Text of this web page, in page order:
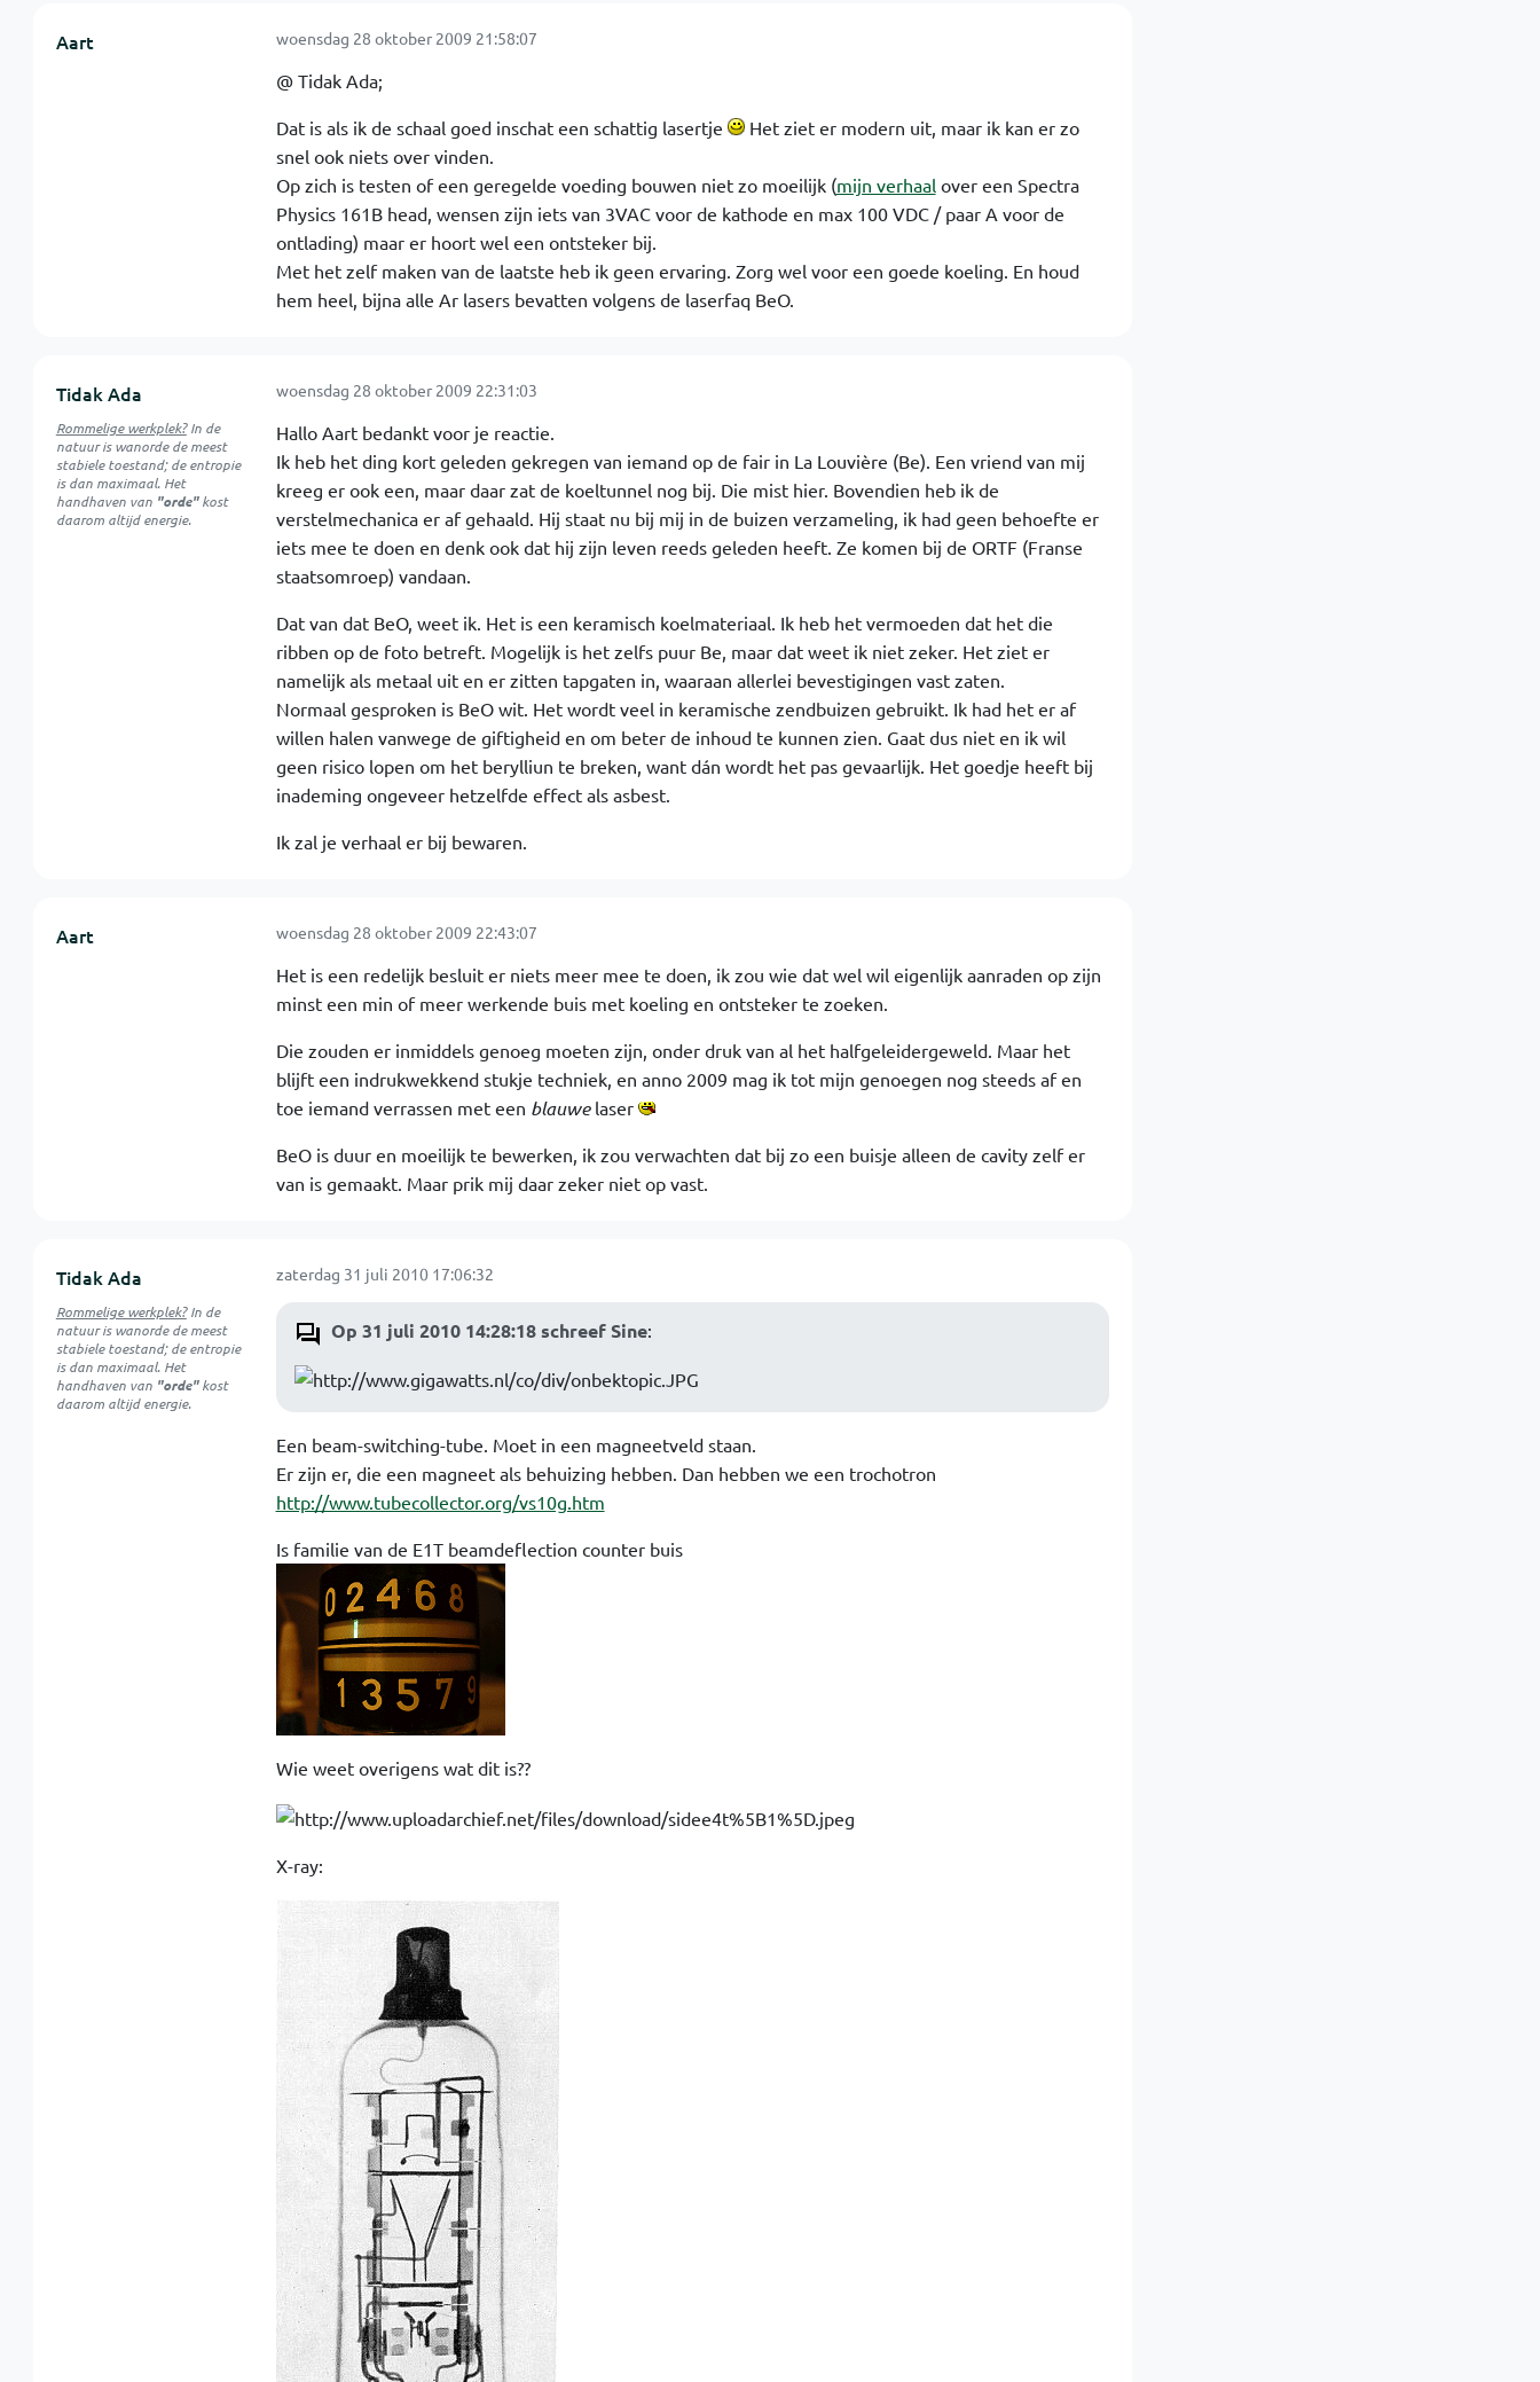
Aart woensdag 28 oktober 2009 21:58:07
@ Tidak Ada;
Dat is als ik de schaal goed inschat een schattig lasertje
Het ziet er modern uit, maar ik kan er zo
snel ook niets over vinden.
Op zich is testen of een geregelde voeding bouwen niet zo moeilijk (mijn verhaalover een Spectra
Physics 161B head, wensen zijn iets van 3VAC voor de kathode en max 100 VDC / paar A voor de
ontlading) maar er hoort wel een ontsteker bij.
Met het zelf maken van de laatste heb ik geen ervaring. Zorg wel voor een goede koeling. En houd
hem heel, bijna alle Ar lasers bevatten volgens de laserfaq BeO.
Tidak Ada
Rommelige werkplek?In de
natuur iswanordede meest
stabiele toestand; de entropie
is dan maximaal. Het
handhaven van "orde"kost
daarom altijd energie.
woensdag 28 oktober 2009 22:31:03
Hallo Aart bedankt voor je reactie.
Ik heb het ding kort geleden gekregen van iemand op de fair in La Louvière (Be). Een vriend van mij
kreeg er ook een, maar daar zat de koeltunnel nog bij. Die mist hier. Bovendien heb ik de
verstelmechanica er af gehaald. Hij staat nu bij mij in de buizen verzameling, ik had geen behoefte er
iets mee te doen en denk ook dat hij zijn leven reeds geleden heeft. Ze komen bij de ORTF (Franse
staatsomroep) vandaan.
Dat van dat BeO, weet ik. Het is een keramisch koelmateriaal. Ik heb het vermoeden dat het die
ribben op de foto betreft. Mogelijk is het zelfs puur Be, maar dat weet ik niet zeker. Het ziet er
namelijk als metaal uit en er zitten tapgaten in, waaraan allerlei bevestigingen vast zaten.
Normaal gesproken is BeO wit. Het wordt veel in keramische zendbuizen gebruikt. Ik had het er af
willen halen vanwege de giftigheid en om beter de inhoud te kunnen zien. Gaat dus niet en ik wil
geen risico lopen om het berylliun te breken, want dán wordt het pas gevaarlijk. Het goedje heeft bij
inademing ongeveer hetzelfde effect als asbest.
Ik zal je verhaal er bij bewaren.
Aart woensdag 28 oktober 2009 22:43:07
Het is een redelijk besluit er niets meer mee te doen, ik zou wie dat wel wil eigenlijk aanraden op zijn
minst een min of meer werkende buis met koeling en ontsteker te zoeken.
Die zouden er inmiddels genoeg moeten zijn, onder druk van al het halfgeleidergeweld. Maar het
blijft een indrukwekkend stukje techniek, en anno 2009 mag ik tot mijn genoegen nog steeds af en
toe iemand verrassen met een blauwelaser
BeO is duur en moeilijk te bewerken, ik zou verwachten dat bij zo een buisje alleen de cavity zelf er
van is gemaakt. Maar prik mij daar zeker niet op vast.
Tidak Ada
Rommelige werkplek?In de
natuur iswanordede meest
stabiele toestand; de entropie
is dan maximaal. Het
handhaven van "orde"kost
daarom altijd energie.
zaterdag 31 juli 2010 17:06:32
Op 31 juli 2010 14:28:18 schreef Sine:
Een beam-switching-tube. Moet in een magneetveld staan.
Er zijn er, die een magneet als behuizing hebben. Dan hebben we een trochotron
http://www.tubecollector.org/vs10g.htm
Is familie van de E1T beamdeflection counter buis
Wie weet overigens wat dit is??
X-ray: